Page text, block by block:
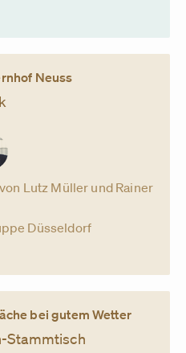
Neuss
Lutz Müller und Rainer
Düsseldorf
bei gutem Wetter
Stammtisch